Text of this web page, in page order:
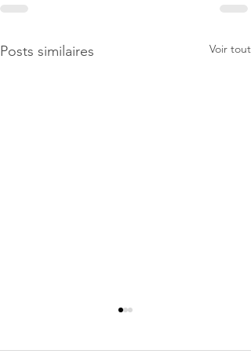
Posts similaires Voir tout